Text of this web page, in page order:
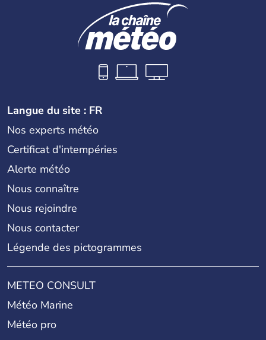
Langue du site : FR
Nos experts météo
Certificat d'intempéries
Alerte météo
Nous connaître
Nous rejoindre
Nous contacter
Légende des pictogrammes
METEO CONSULT
Météo Marine
Météo pro